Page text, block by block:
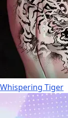
Whispering Tiger